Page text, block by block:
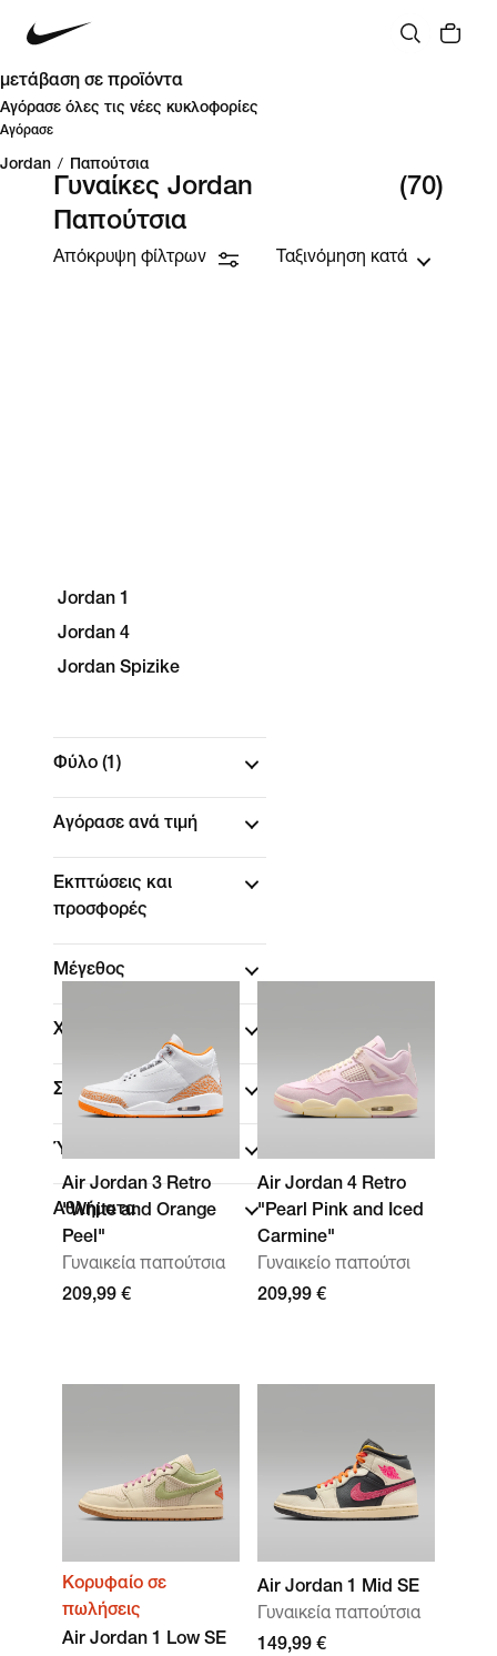
μετάβαση σε προϊόντα
Αγόρασε όλες τις νέες κυκλοφορίες
Αγόρασε
Jordan / Παπούτσια
Γυναίκες Jordan
Παπούτσια
(70)
Απόκρυψη φίλτρων Ταξινόμηση κατά
Jordan 1
Jordan 4
Jordan Spizike
Φύλο (1)
Αγόρασε ανά τιμή
Εκπτώσεις και
προσφορές
Μέγεθος
Χρώμα
Συλλογές
Ύψος παπουτσιού
Αθλήματα
Air Jordan 3 Retro
"White and Orange
Peel"
Γυναικεία παπούτσια
209,99 €
Air Jordan 4 Retro
"Pearl Pink and Iced
Carmine"
Γυναικείο παπούτσι
209,99 €
Κορυφαίο σε
πωλήσεις
Air Jordan 1 Low SE
Air Jordan 1 Mid SE
Γυναικεία παπούτσια
149,99 €